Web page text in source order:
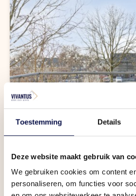
Toestemming Details
Deze website maakt gebruik van
We gebruiken cookies om content
personaliseren, om functies voor
Twee slaapkamers
Slaaplekker